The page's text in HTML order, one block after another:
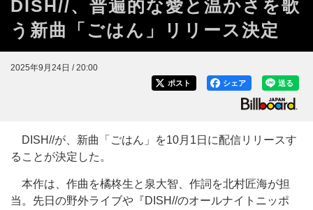
DISH//、普遍的な愛と温かさを歌
う新曲「ごはん」リリース決定
2025年9月24日 / 20:00
送る
シェア
ポスト
DISH//が、新曲「ごはん」を10月1日に配信リリースす
ることが決定した。
本作は、作曲を橘柊生と泉大智、作詞を北村匠海が担
当。先日の野外ライブや『DISH//のオールナイトニッポ